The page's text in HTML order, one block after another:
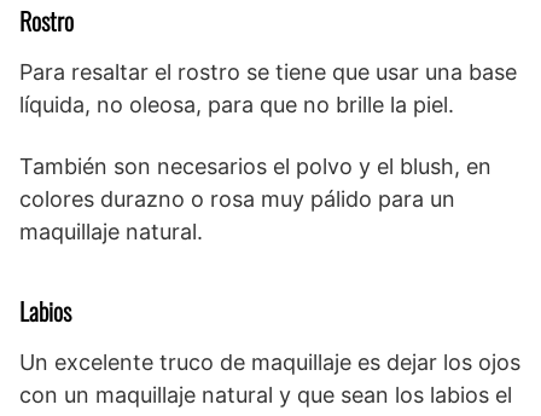
Rostro
Para resaltar el rostro se tiene que usar una base
líquida, no oleosa, para que no brille la piel.
También son necesarios el polvo y el blush, en
colores durazno o rosa muy pálido para un
maquillaje natural.
Labios
Un excelente truco de maquillaje es dejar los ojos
con un maquillaje natural y que sean los labios el